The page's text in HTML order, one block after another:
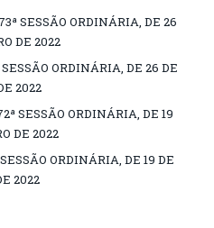
SESSÃO ORDINÁRIA, DE 26
DE 2022
ORDINÁRIA, DE 26 DE
2022
SESSÃO ORDINÁRIA, DE 19
DE 2022
ORDINÁRIA, DE 19 DE
2022